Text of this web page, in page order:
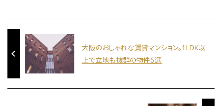
navigate_before
大阪のおしゃれな賃貸マンション。1LDK以
上で立地も抜群の物件5選